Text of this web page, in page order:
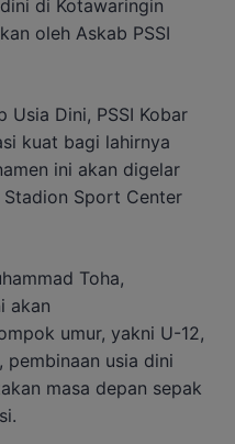
di Kotawaringin
oleh Askab PSSI
Usia Dini, PSSI Kobar
kuat bagi lahirnya
ini akan digelar
Sport Center
Toha,
akan
umur, yakni U-12,
pembinaan usia dini
masa depan sepak